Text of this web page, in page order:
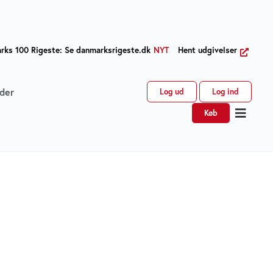
100 Rigeste: Se danmarksrigeste.dk NYT Hent udgivelser
Log ud Log ind
Køb